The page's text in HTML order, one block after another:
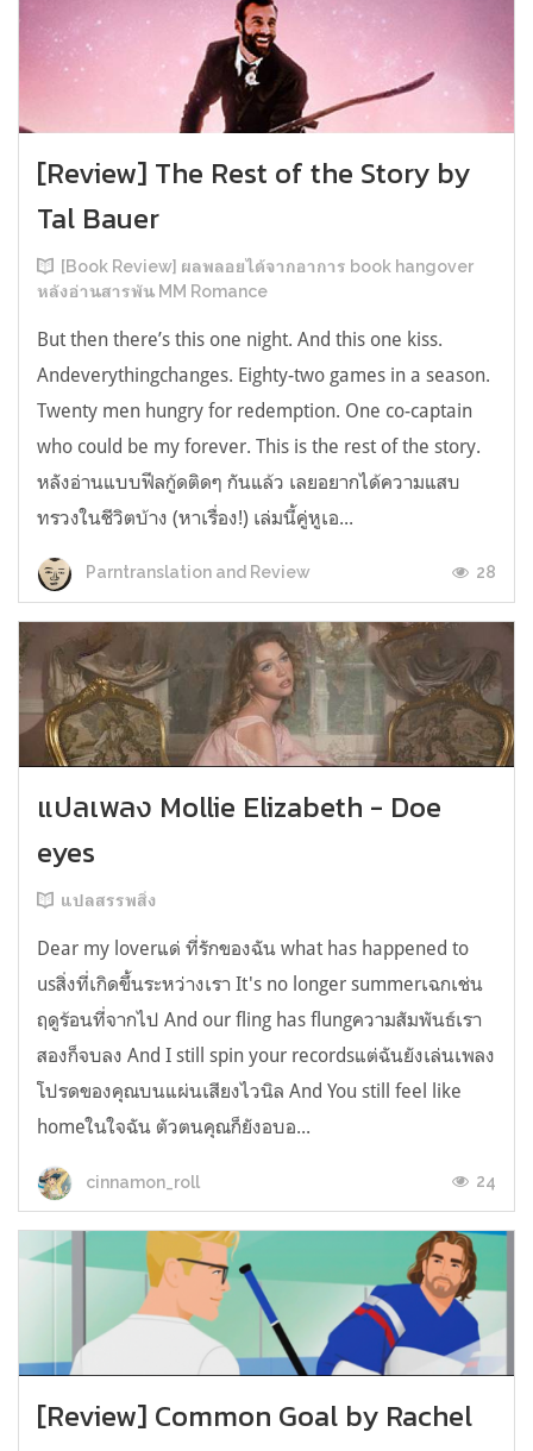
[Review] The Rest of the Story by
Tal Bauer
[Book Review] ผลพลอยได้จากอาการ book hangover
หลังอ่านสารพัน MM Romance
But then there’s this one night. And this one kiss.
Andeverythingchanges. Eighty-two games in a season.
Twenty men hungry for redemption. One co-captain
who could be my forever. This is the rest of the story.
หลังอ่านแบบฟีลกู้ดติดๆ กันแล้ว เลยอยากได้ความแสบ
ทรวงในชีวิตบ้าง (หาเรื่อง!) เล่มนี้คู่หูเอ...
Parntranslation and Review 28
แปลเพลง Mollie Elizabeth - Doe
eyes
แปลสรรพสิ่ง
Dear my loverแด่ ที่รักของฉัน what has happened to
usสิ่งที่เกิดขึ้นระหว่างเรา It's no longer summerเฉกเช่น
ฤดูร้อนที่จากไป And our fling has flungความสัมพันธ์เรา
สองก็จบลง And I still spin your recordsแต่ฉันยังเล่นเพลง
โปรดของคุณบนแผ่นเสียงไวนิล And You still feel like
homeในใจฉัน ตัวตนคุณก็ยังอบอ...
cinnamon_roll 24
[Review] Common Goal by Rachel